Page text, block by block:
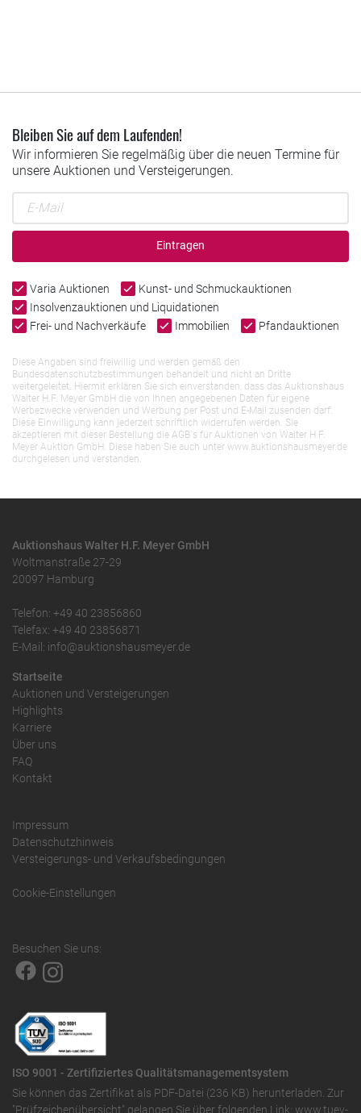
Bleiben Sie auf dem Laufenden!
Wir informieren Sie regelmäßig über die neuen Termine für
unsere Auktionen und Versteigerungen.
Eintragen
Varia Auktionen
Kunst- und Schmuckauktionen
Insolvenzauktionen und Liquidationen
Frei- und Nachverkäufe
Immobilien Pfandauktionen
Diese Angaben sind freiwillig und werden gemäß den
Bundesdatenschutzbestimmungen behandelt und nicht an Dritte
weitergeleitet. Hiermit erklären Sie sich einverstanden, dass das Auktionshaus
Walter H.F. Meyer GmbH die von Ihnen angegebenen Daten für eigene
Werbezwecke verwenden und Werbung per Post und E-Mail zusenden darf.
Diese Einwilligung kann jederzeit schriftlich widerrufen werden. Sie
akzeptieren mit dieser Bestellung die AGB`s für Auktionen von Walter H.F.
Meyer Auktion GmbH. Diese haben Sie auch unter www.auktionshausmeyer.de
durchgelesen und verstanden.
Auktionshaus Walter H.F. Meyer GmbH
Woltmanstraße 27-29
20097 Hamburg
Telefon: +49 40 23856860
Telefax: +49 40 23856871
E-Mail: info@auktionshausmeyer.de
Startseite
Auktionen und Versteigerungen
Highlights
Karriere
Über uns
FAQ
Kontakt
Impressum
Datenschutzhinweis
Versteigerungs- und Verkaufsbedingungen
Cookie-Einstellungen
Besuchen Sie uns:
ISO 9001 - Zertifiziertes Qualitätsmanagementsystem
Sie können das Zertifikat als PDF-Datei (236 KB) herunterladen. Zur
"Prüfzeichenübersicht" gelangen Sie über folgenden Link: www.tuev-